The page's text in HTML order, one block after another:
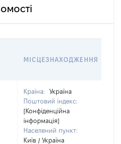
МІСЦЕЗНАХОДЖЕННЯ
Країна:
Україна
Поштовий індекс:
[Конфіденційна
інформація]
Населений пункт:
Київ / Україна